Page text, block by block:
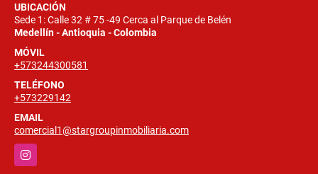
UBICACIÓN
Sede 1: Calle 32 # 75 -49 Cerca al Parque de Belén
Medellín - Antioquia - Colombia
MÓVIL
+573244300581
TELÉFONO
+573229142
EMAIL
comercial1@stargroupinmobiliaria.com
Instagram